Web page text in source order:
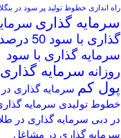
راه اندازی خطوط تولید پر سود در
سرمایه گذاری
گذاری با سود 50 درصد
سرمایه گذاری با سود
روزانه سرمایه گذاری
پول کم سرمایه گذاری در
خطوط تولیدی سرمایه
در دبی سرمایه گذاری در
سرمایه گذاری در مشاغل